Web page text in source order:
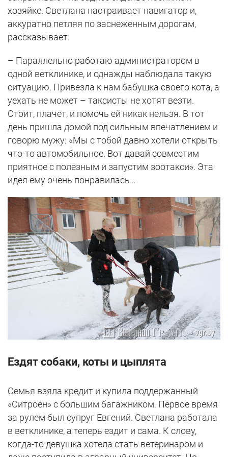
хозяйке. Светлана настраивает навигатор и,
аккуратно петляя по заснеженным дорогам,
рассказывает:
– Параллельно работаю администратором в
одной ветклинике, и однажды наблюдала такую
ситуацию. Привезла к нам бабушка своего кота, а
уехать не может – таксисты не хотят везти.
Стоит, плачет, и помочь ей никак нельзя. В тот
день пришла домой под сильным впечатлением и
говорю мужу: «Мы с тобой давно хотели открыть
что-то автомобильное. Вот давай совместим
приятное с полезным и запустим зоотакси». Эта
идея ему очень понравилась…
Ездят собаки, коты и цыплята
Семья взяла кредит и купила поддержанный
«Ситроен» с большим багажником. Первое время
за рулем был супруг Евгений. Светлана работала
в ветклинике, а теперь ездит и сама. К слову,
когда-то девушка хотела стать ветеринаром и